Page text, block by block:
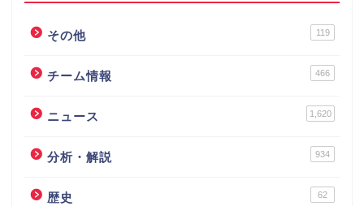
その他 119
チーム情報 466
ニュース 1,620
分析・解説 934
歴史 62